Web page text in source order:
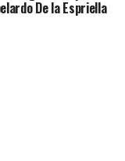
De la Espriella